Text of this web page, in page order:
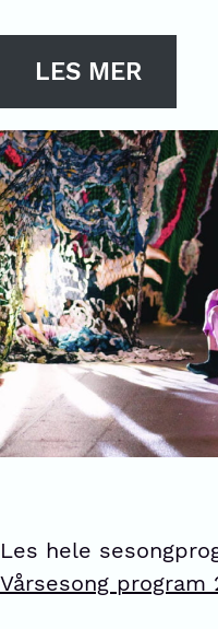
LES MER
Les hele
Vårsesong program